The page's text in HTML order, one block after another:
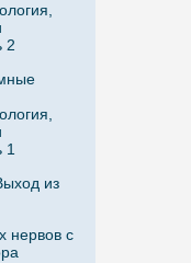
2
1
из
нервов с